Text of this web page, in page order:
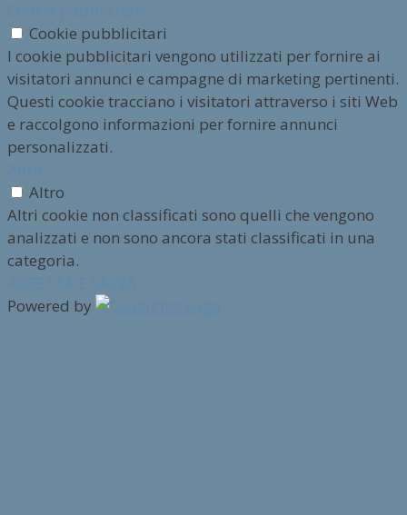
Cookie pubblicitari
I cookie pubblicitari vengono utilizzati per fornire ai
visitatori annunci e campagne di marketing pertinenti.
Questi cookie tracciano i visitatori attraverso i siti Web
e raccolgono informazioni per fornire annunci
personalizzati.
Altro
Altri cookie non classificati sono quelli che vengono
analizzati e non sono ancora stati classificati in una
categoria.
Powered by